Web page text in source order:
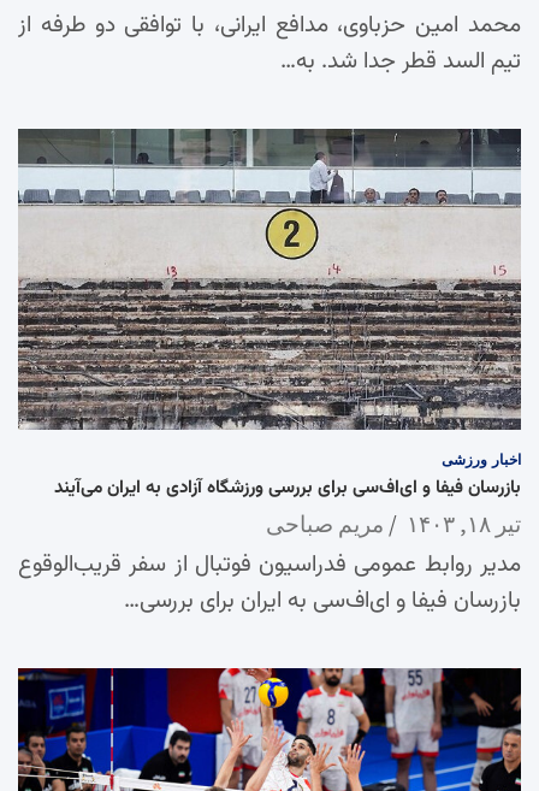
محمد امین حزباوی، مدافع ایرانی، با توافقی دو طرفه از
تیم السد قطر جدا شد. به…
اخبار ورزشی
بازرسان فیفا و ای‌اف‌سی برای بررسی ورزشگاه آزادی به ایران می‌آیند
تیر ۱۸, ۱۴۰۳ مریم صباحی
مدیر روابط عمومی فدراسیون فوتبال از سفر قریب‌الوقوع
بازرسان فیفا و ای‌اف‌سی به ایران برای بررسی…